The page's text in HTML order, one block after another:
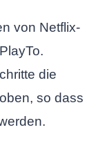
von Netflix-
die
so dass